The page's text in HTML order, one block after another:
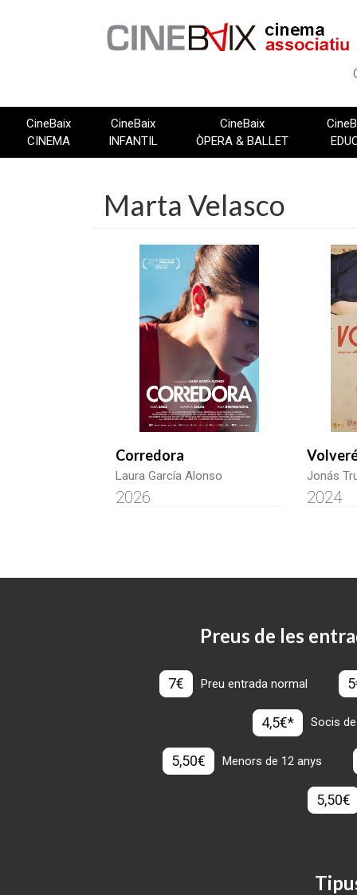
CineBaix
CINEMA
CineBaix
INFANTIL
CineBaix
ÒPERA & BALLET
Marta Velasco
Corredora
Laura García Alonso
2026
Jonás
2024
Preus de les
7€ Preu entrada normal
4,5€* Socis
5,50€ Menors de 12 anys
5,50€